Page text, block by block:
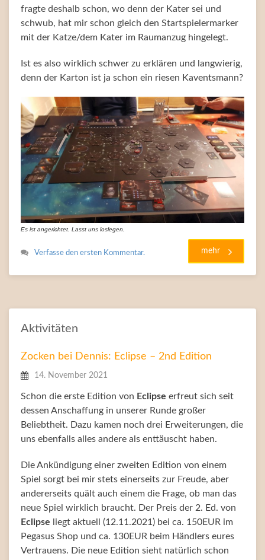
fragte deshalb schon, wo denn der Kater sei und
schwub, hat mir schon gleich den Startspielermarker
mit der Katze/dem Kater im Raumanzug hingelegt.
Ist es also wirklich schwer zu erklären und langwierig,
denn der Karton ist ja schon ein riesen Kaventsmann?
Es ist angerichtet. Lasst uns loslegen.
Verfasse den ersten Kommentar. mehr
Aktivitäten
Zocken bei Dennis: Eclipse – 2nd Edition
14. November 2021
Schon die erste Edition von Eclipse erfreut sich seit
dessen Anschaffung in unserer Runde großer
Beliebtheit. Dazu kamen noch drei Erweiterungen, die
uns ebenfalls alles andere als enttäuscht haben.
Die Ankündigung einer zweiten Edition von einem
Spiel sorgt bei mir stets einerseits zur Freude, aber
andererseits quält auch einem die Frage, ob man das
neue Spiel wirklich braucht. Der Preis der 2. Ed. von
Eclipse liegt aktuell (12.11.2021) bei ca. 150EUR im
Pegasus Shop und ca. 130EUR beim Händlers eures
Vertrauens. Die neue Edition sieht natürlich schon